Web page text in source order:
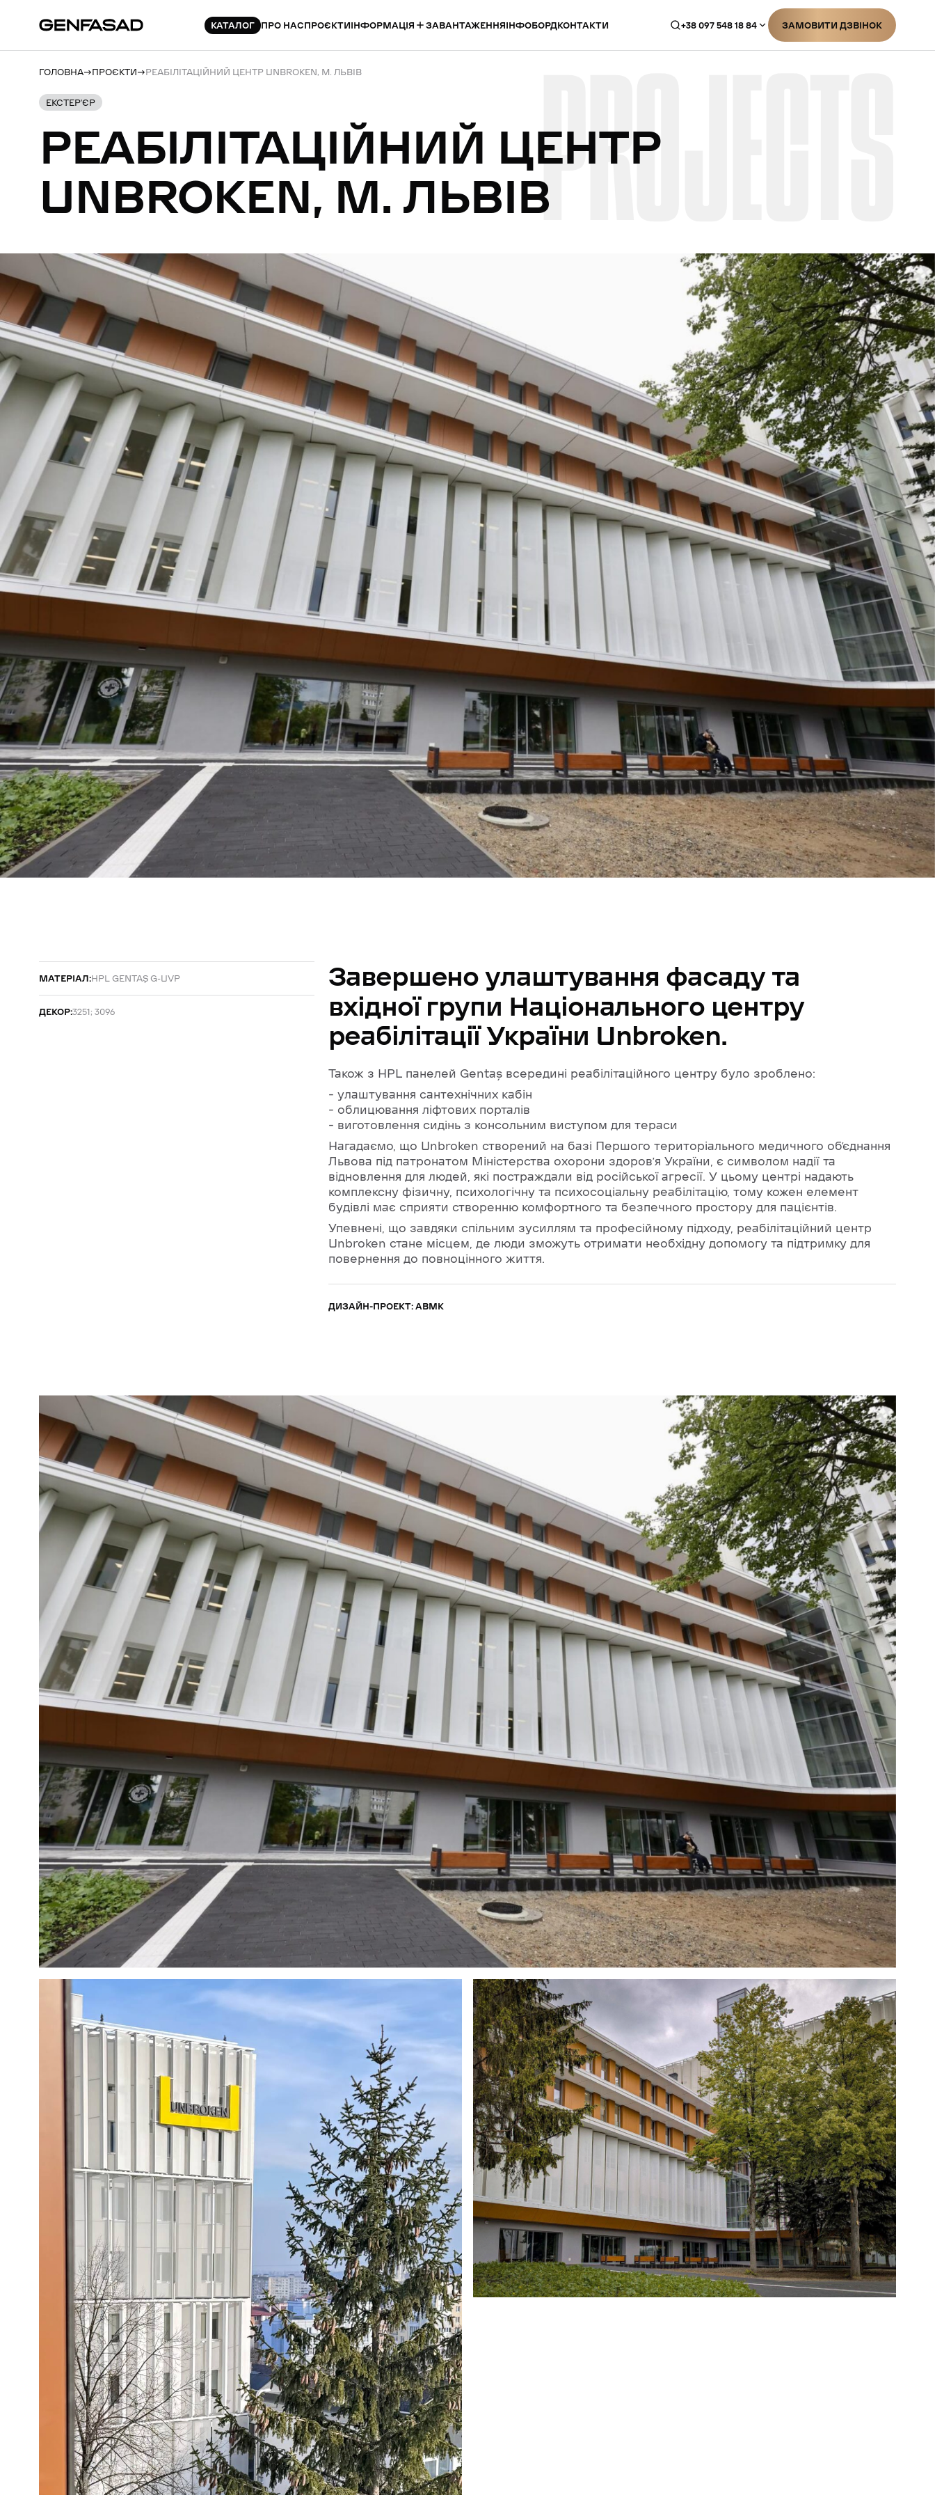
КАТАЛОГ ПРО НАСПРОЄКТИІНФОРМАЦІЯ ЗАВАНТАЖЕННЯІНФОБОРДКОНТАКТИ +38 097 548 18 84 ЗАМОВИТИ ДЗВІНОК
ГОЛОВНА ПРОЄКТИ РЕАБІЛІТАЦІЙНИЙ ЦЕНТР UNBROKEN, М. ЛЬВІВ
ЕКСТЕР’ЄР
РЕАБІЛІТАЦІЙНИЙ ЦЕНТР
UNBROKEN, М. ЛЬВІВPROJECTS
МАТЕРІАЛ:HPL GENTAŞ G-UVP
ДЕКОР:3251; 3096
Завершеноулаштування фасаду та
вхідної групи Національного центру
реабілітаціїУкраїни Unbroken.
Також з HPL панелей Gentaş всередині реабілітаційного центру було зроблено:
– улаштування сантехнічних кабін
– облицювання ліфтових порталів
– виготовлення сидінь з консольним виступом для тераси
Нагадаємо, що Unbroken створений на базі Першого територіального медичного об’єднання
Львова під патронатом Міністерства охорони здоров’я України, є символом надії та
відновлення для людей, які постраждали від російської агресії. У цьому центрі надають
комплексну фізичну, психологічну та психосоціальну реабілітацію, тому кожен елемент
будівлі має сприяти створенню комфортного та безпечного простору для пацієнтів.
Упевнені, що завдяки спільним зусиллям та професійному підходу, реабілітаційний центр
Unbroken стане місцем, де люди зможуть отримати необхідну допомогу та підтримку для
повернення до повноцінного життя.
ДИЗАЙН-ПРОЕКТ: ABMK